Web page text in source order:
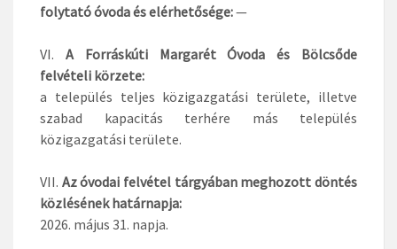
folytató óvoda és elérhetősége:—
VI. A Forráskúti Margarét Óvoda és Bölcsőde
felvételi körzete:
a település teljes közigazgatási területe, illetve
szabad kapacitás terhére más település
közigazgatási területe.
VII. Az óvodai felvétel tárgyában meghozott döntés
közlésének határnapja:
2026. május 31. napja.